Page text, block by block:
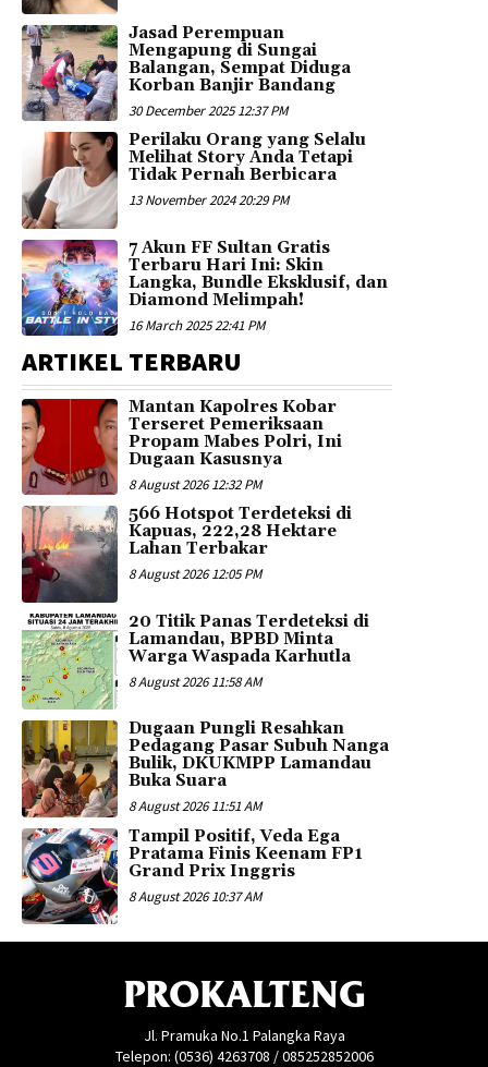
Jasad Perempuan
Mengapung di Sungai
Balangan, Sempat Diduga
Korban Banjir Bandang
30 December 2025 12:37 PM
Perilaku Orang yang Selalu
Melihat Story Anda Tetapi
Tidak Pernah Berbicara
13 November 2024 20:29 PM
7 Akun FF Sultan Gratis
Terbaru Hari Ini: Skin
Langka, Bundle Eksklusif, dan
Diamond Melimpah!
16 March 2025 22:41 PM
ARTIKEL TERBARU
Mantan Kapolres Kobar
Terseret Pemeriksaan
Propam Mabes Polri, Ini
Dugaan Kasusnya
8 August 2026 12:32 PM
566 Hotspot Terdeteksi di
Kapuas, 222,28 Hektare
Lahan Terbakar
8 August 2026 12:05 PM
20 Titik Panas Terdeteksi di
Lamandau, BPBD Minta
Warga Waspada Karhutla
8 August 2026 11:58 AM
Dugaan Pungli Resahkan
Pedagang Pasar Subuh Nanga
Bulik, DKUKMPP Lamandau
Buka Suara
8 August 2026 11:51 AM
Tampil Positif, Veda Ega
Pratama Finis Keenam FP1
Grand Prix Inggris
8 August 2026 10:37 AM
PROKALTENG
Jl. Pramuka No.1 Palangka Raya
Telepon: (0536) 4263708 / 085252852006